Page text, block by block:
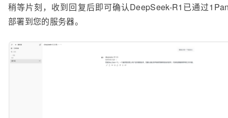
稍等片刻，收到回复后即可确认DeepSeek-R1已通过
部署到您的服务器。